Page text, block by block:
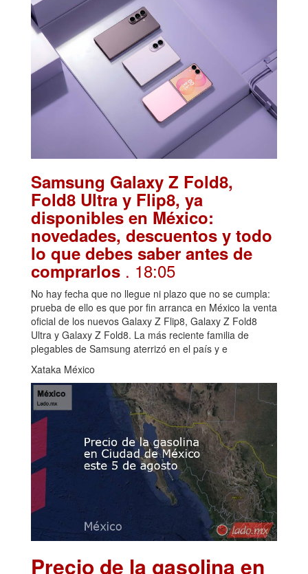
Samsung Galaxy Z Fold8,
Fold8 Ultra y Flip8, ya
disponibles en México:
novedades, descuentos y todo
lo que debes saber antes de
comprarlos . 18:05
No hay fecha que no llegue ni plazo que no se cumpla:
prueba de ello es que por fin arranca en México la venta
oficial de los nuevos Galaxy Z Flip8, Galaxy Z Fold8
Ultra y Galaxy Z Fold8. La más reciente familia de
plegables de Samsung aterrizó en el país y e
Xataka México
Precio de la gasolina en